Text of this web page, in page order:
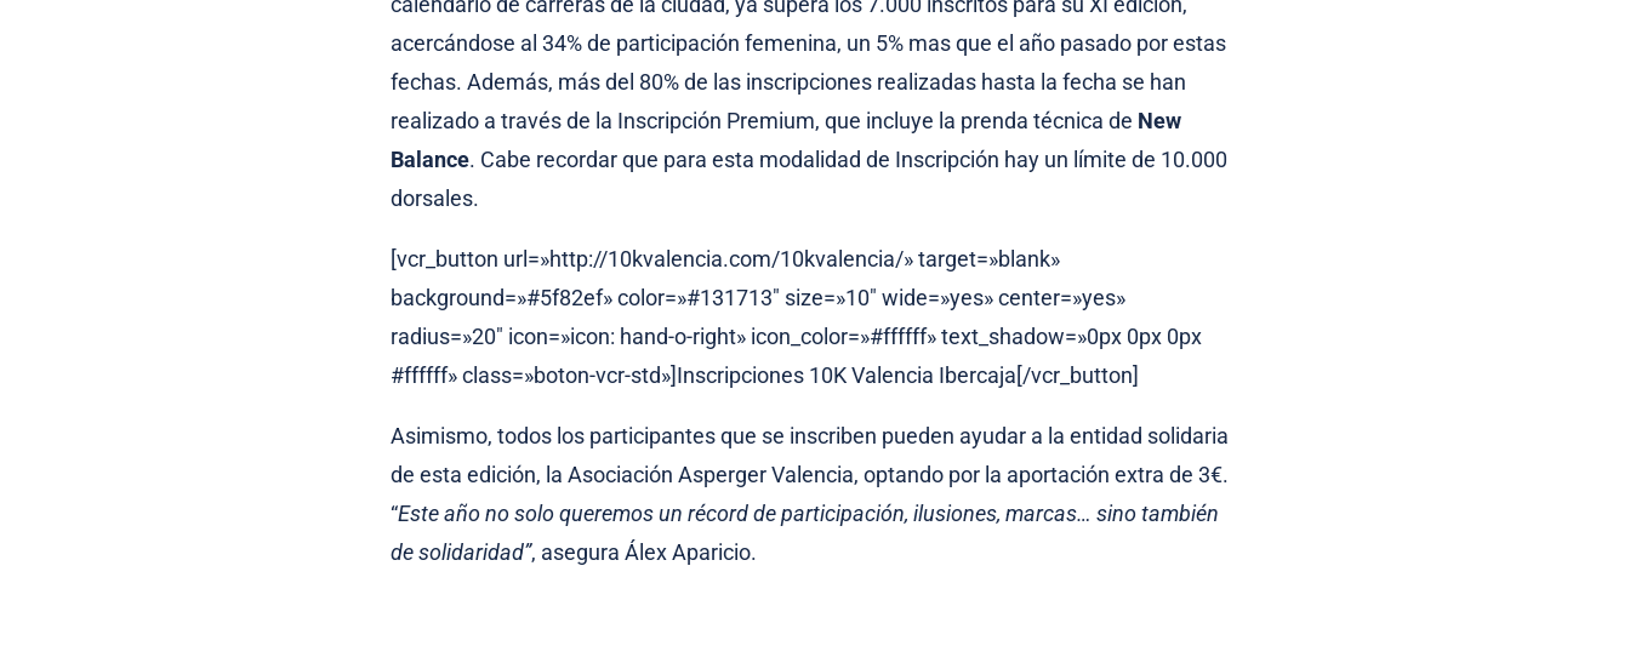
acercándose al 34% de participación femenina, un 5% mas que el año pasado por estas
fechas. Además, más del 80% de las inscripciones realizadas hasta la fecha se han
realizado a través de la Inscripción Premium, que incluye la prenda técnica de New
Balance. Cabe recordar que para esta modalidad de Inscripción hay un límite de 10.000
dorsales.
[vcr_button url=»http://10kvalencia.com/10kvalencia/» target=»blank»
background=»#5f82ef» color=»#131713″ size=»10″ wide=»yes» center=»yes»
radius=»20″ icon=»icon: hand-o-right» icon_color=»#ffffff» text_shadow=»0px 0px 0px
#ffffff» class=»boton-vcr-std»]Inscripciones 10K Valencia Ibercaja[/vcr_button]
Asimismo, todos los participantes que se inscriben pueden ayudar a la entidad solidaria
de esta edición, la Asociación Asperger Valencia, optando por la aportación extra de 3€.
“Este año no solo queremos un récord de participación, ilusiones, marcas… sino también
de solidaridad”, asegura Álex Aparicio.